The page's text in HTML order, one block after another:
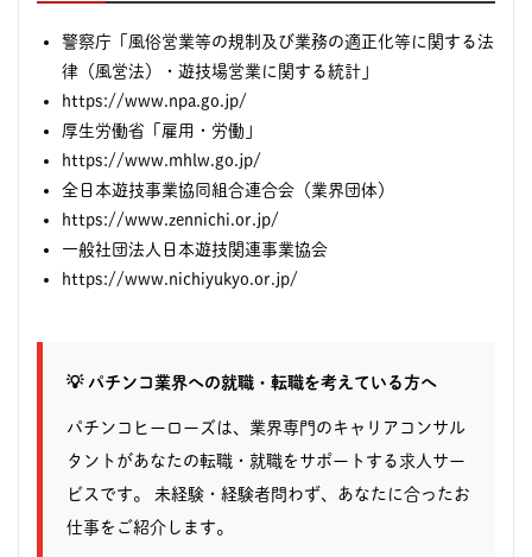
警察庁「風俗営業等の規制及び業務の適正化等に関する法
律（風営法）・遊技場営業に関する統計」
https://www.npa.go.jp/
厚生労働省「雇用・労働」
https://www.mhlw.go.jp/
全日本遊技事業協同組合連合会（業界団体）
https://www.zennichi.or.jp/
一般社団法人日本遊技関連事業協会
https://www.nichiyukyo.or.jp/
💡 パチンコ業界への就職・転職を考えている方へ
パチンコヒーローズは、業界専門のキャリアコンサル
タントがあなたの転職・就職をサポートする求人サー
ビスです。 未経験・経験者問わず、あなたに合ったお
仕事をご紹介します。